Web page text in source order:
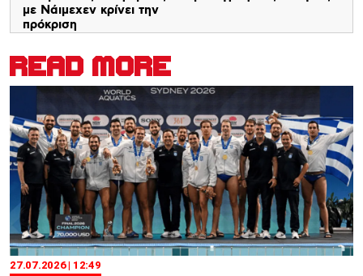
με Νάιμεχεν κρίνει την
πρόκριση
READ MORE
27.07.2026 | 12:49